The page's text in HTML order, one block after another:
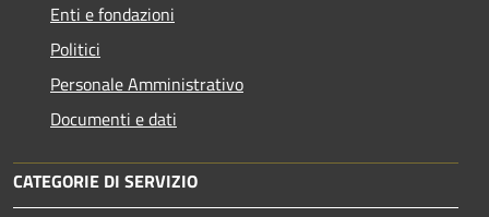
Enti e fondazioni
Politici
Personale Amministrativo
Documenti e dati
CATEGORIE DI SERVIZIO